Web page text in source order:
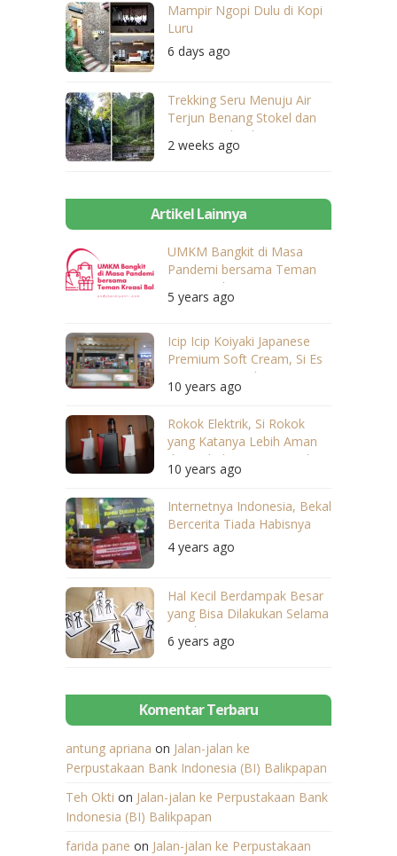
Mampir Ngopi Dulu di Kopi
Luru
6 days ago
Trekking Seru Menuju Air
Terjun Benang Stokel dan
Benang Kelambu
2 weeks ago
Artikel Lainnya
UMKM Bangkit di Masa
Pandemi bersama Teman
Kreasi Bali
5 years ago
Icip Icip Koiyaki Japanese
Premium Soft Cream, Si Es
Krim yang Lembut Banget
10 years ago
Rokok Elektrik, Si Rokok
yang Katanya Lebih Aman
dari Rokok Konvensional
10 years ago
Internetnya Indonesia, Bekal
Bercerita Tiada Habisnya
4 years ago
Hal Kecil Berdampak Besar
yang Bisa Dilakukan Selama
Pandemi Virus Corona
6 years ago
Komentar Terbaru
antung apriana on Jalan-jalan ke
Perpustakaan Bank Indonesia (BI) Balikpapan
Teh Okti on Jalan-jalan ke Perpustakaan Bank
Indonesia (BI) Balikpapan
farida pane on Jalan-jalan ke Perpustakaan